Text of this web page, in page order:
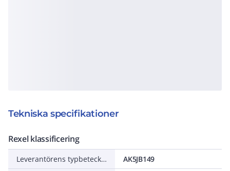
Tekniska specifikationer
Rexel klassificering
Leverantörens typbeteckning
AK5JB149